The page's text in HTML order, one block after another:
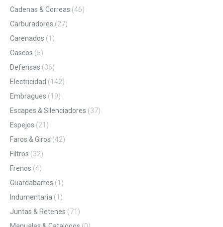
Cadenas & Correas (46)
Carburadores (27)
Carenados (1)
Cascos (5)
Defensas (36)
Electricidad (142)
Embragues (19)
Escapes & Silenciadores (37)
Espejos (21)
Faros & Giros (42)
Filtros (32)
Frenos (4)
Guardabarros (1)
Indumentaria (1)
Juntas & Retenes (71)